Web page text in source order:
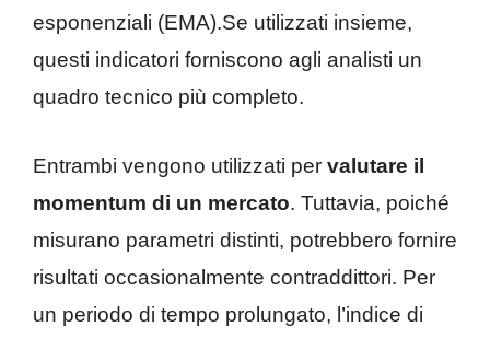
esponenziali (EMA).Se utilizzati insieme,
questi indicatori forniscono agli analisti un
quadro tecnico più completo.
Entrambi vengono utilizzati per valutare il
momentum di un mercato. Tuttavia, poiché
misurano parametri distinti, potrebbero fornire
risultati occasionalmente contraddittori. Per
un periodo di tempo prolungato, l’indice di